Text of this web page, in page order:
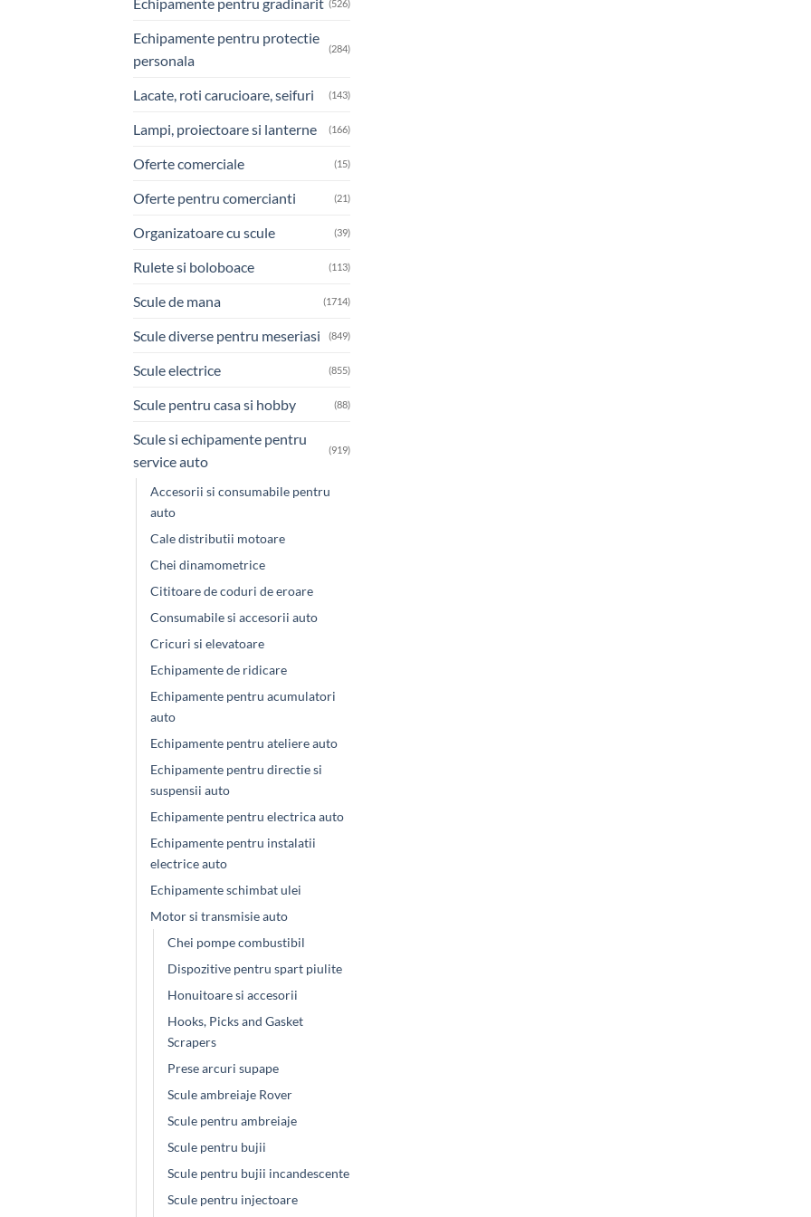
(526)
Echipamente pentru protectie
personala
(284)
Lacate, roti carucioare, seifuri (143)
Lampi, proiectoare si lanterne (166)
Oferte comerciale (15)
Oferte pentru comercianti (21)
Organizatoare cu scule (39)
Rulete si boloboace (113)
Scule de mana (1714)
Scule diverse pentru meseriasi (849)
Scule electrice (855)
Scule pentru casa si hobby (88)
Scule si echipamente pentru
service auto
(919)
Accesorii si consumabile pentru
auto
Cale distributii motoare
Chei dinamometrice
Cititoare de coduri de eroare
Consumabile si accesorii auto
Cricuri si elevatoare
Echipamente de ridicare
Echipamente pentru acumulatori
auto
Echipamente pentru ateliere auto
Echipamente pentru directie si
suspensii auto
Echipamente pentru electrica auto
Echipamente pentru instalatii
electrice auto
Echipamente schimbat ulei
Motor si transmisie auto
Chei pompe combustibil
Dispozitive pentru spart piulite
Honuitoare si accesorii
Hooks, Picks and Gasket
Scrapers
Prese arcuri supape
Scule ambreiaje Rover
Scule pentru ambreiaje
Scule pentru bujii
Scule pentru bujii incandescente
Scule pentru injectoare